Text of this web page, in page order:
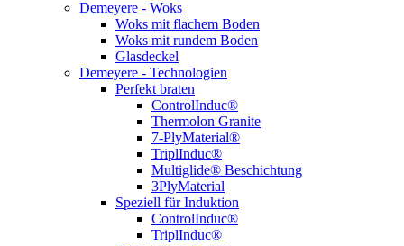
Demeyere - Woks
Woks mit flachem Boden
Woks mit rundem Boden
Glasdeckel
Demeyere - Technologien
Perfekt braten
ControlInduc®
Thermolon Granite
7-PlyMaterial®
TriplInduc®
Multiglide® Beschichtung
3PlyMaterial
Speziell für Induktion
ControlInduc®
TriplInduc®